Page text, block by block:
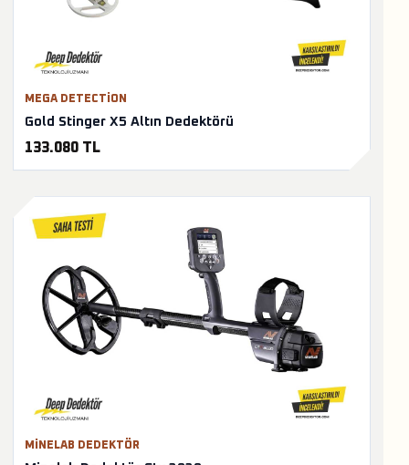
MEGA DETECTION
Gold Stinger X5 Altın Dedektörü
133.080 TL
MINELAB DEDEKTÖR